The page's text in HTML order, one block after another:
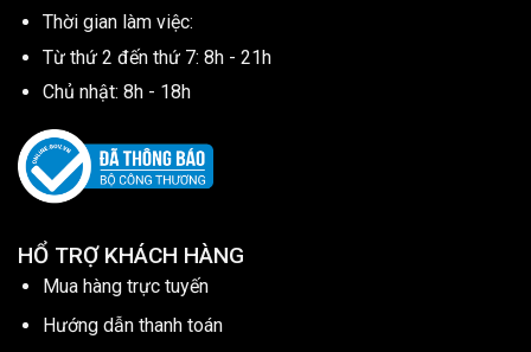
Thời gian làm việc:
Từ thứ 2 đến thứ 7: 8h - 21h
Chủ nhật: 8h - 18h
HỔ TRỢ KHÁCH HÀNG
Mua hàng trực tuyến
Hướng dẫn thanh toán